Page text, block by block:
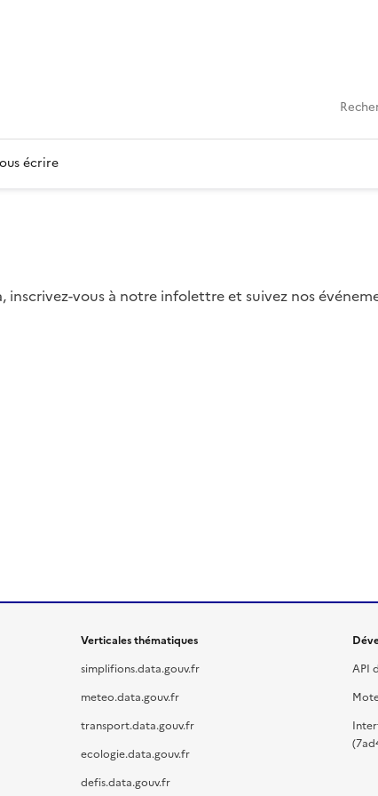
écrire
vous à notre infolettre et suivez nos
Verticales thématiques
simplifions.data.gouv.fr
meteo.data.gouv.fr
transport.data.gouv.fr
ecologie.data.gouv.fr
defis.data.gouv.fr
API